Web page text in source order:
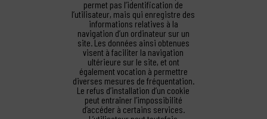
permet pas l’identification de
l’utilisateur, mais qui enregistre des
informations relatives à la
navigation d’un ordinateur sur un
site. Les données ainsi obtenues
visent à faciliter la navigation
ultérieure sur le site, et ont
également vocation à permettre
diverses mesures de fréquentation.
Le refus d’installation d’un cookie
peut entraîner l’impossibilité
d’accéder à certains services.